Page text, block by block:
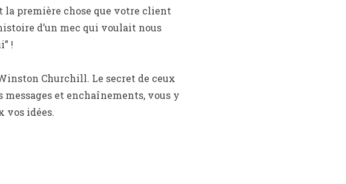
la première chose que votre client
d’un mec qui voulait nous
!
Churchill. Le secret de ceux
et enchaînements, vous y
vos idées.